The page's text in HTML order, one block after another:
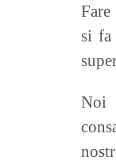
si fa
Noi